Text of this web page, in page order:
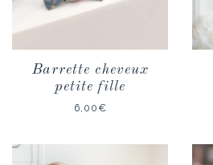
Barrette cheveux
petite fille
6,00 €